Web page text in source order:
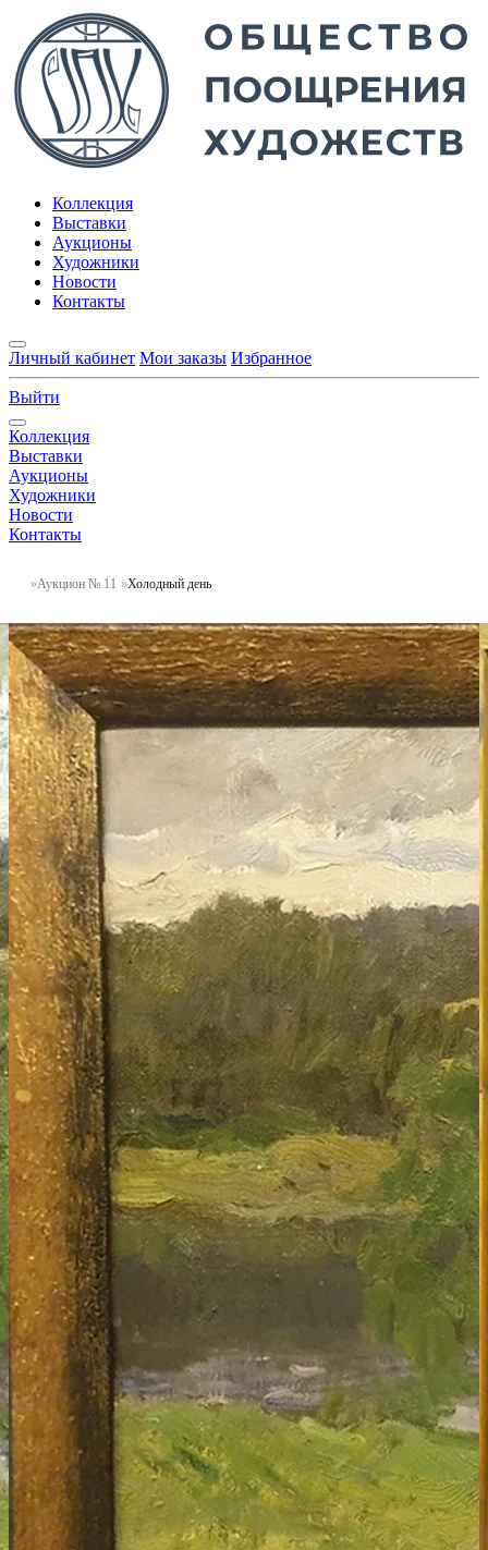
Коллекция
Выставки
Аукционы
Художники
Новости
Контакты
Личный кабинет Мои заказы Избранное
Выйти
Коллекция
Выставки
Аукционы
Художники
Новости
Контакты
Аукцион № 11 Холодный день